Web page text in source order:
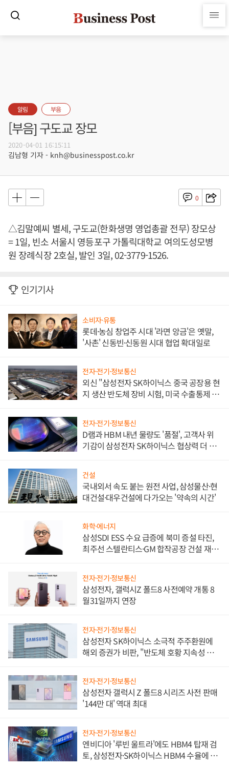
알림 부음
[부음] 구도교 장모
2020-04-01 16:15:11
김남형 기자 - knh@businesspost.co.kr
0
△김말예씨 별세, 구도교(한화생명 영업총괄 전무) 장모상
= 1일, 빈소 서울시 영등포구 가톨릭대학교 여의도성모병
원 장례식장 2호실, 발인 3일, 02-3779-1526.
인기기사
소비자·유통
롯데·농심 창업주 시대 '라면 앙금'은 옛말,
'사촌' 신동빈·신동원 시대 협업 확대일로
전자·전기·정보통신
외신 "삼성전자 SK하이닉스 중국 공장용 현
지 생산 반도체 장비 시험, 미국 수출통제 대
전자·전기·정보통신
D램과 HBM 내년 물량도 '품절', 고객사 위
기감이 삼성전자 SK하이닉스 협상력 더 키
건설
국내외서 속도 붙는 원전 사업, 삼성물산·현
대건설·대우건설에 다가오는 '약속의 시간'
화학·에너지
삼성SDI ESS 수요 급증에 북미 증설 타진,
최주선 스텔란티스·GM 합작공장 건설 재추
전자·전기·정보통신
삼성전자, 갤럭시Z 폴드8 사전예약 개통 8
월31일까지 연장
전자·전기·정보통신
삼성전자 SK하이닉스 소극적 주주환원에
해외 증권가 비판, "반도체 호황 지속성 의
전자·전기·정보통신
삼성전자 갤럭시 Z 폴드8 시리즈 사전 판매
'144만 대' 역대 최대
전자·전기·정보통신
엔비디아 '루빈 울트라'에도 HBM4 탑재 검
토, 삼성전자·SK하이닉스 HBM4 수율에 주